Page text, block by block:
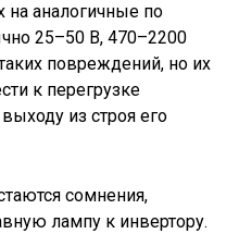
на аналогичные по
25–50 В, 470–2200
повреждений, но их
к перегрузке
из строя его
сомнения,
лампу к инвертору.